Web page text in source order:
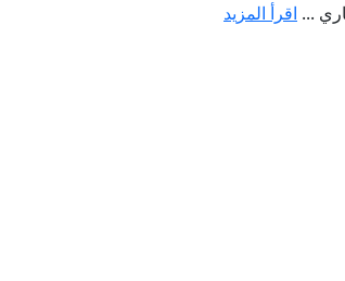
... اقرأ المزيد